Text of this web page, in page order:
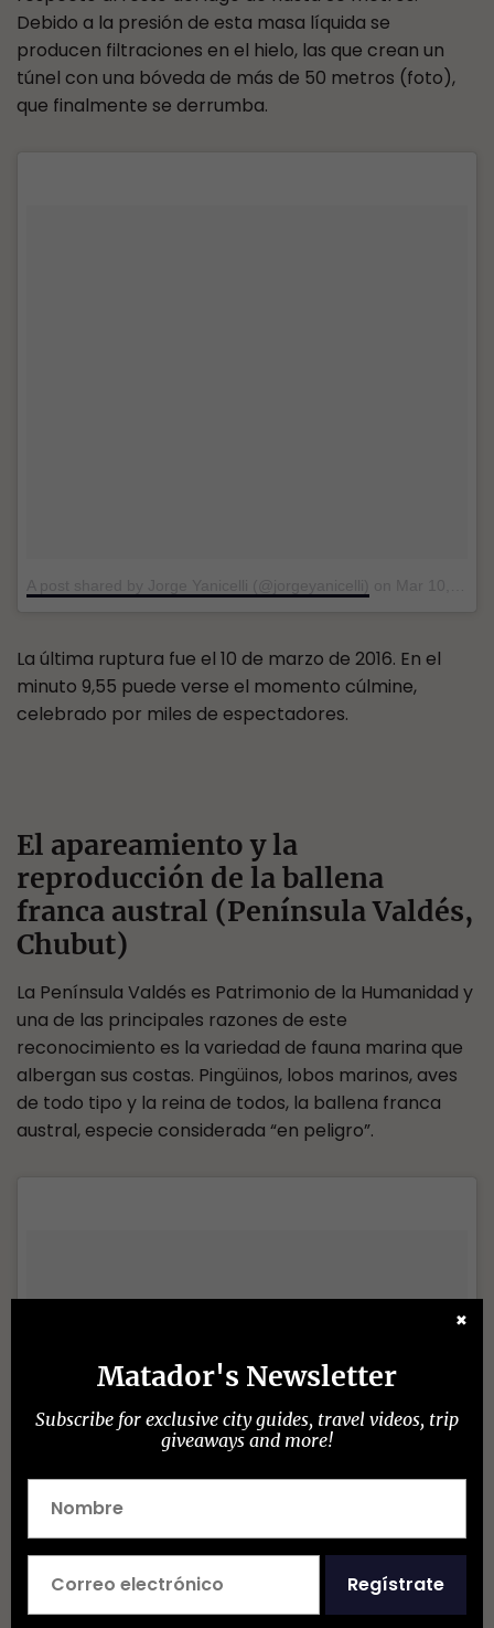
Debido a la presión de esta masa líquida se
producen filtraciones en el hielo, las que crean un
túnel con una bóveda de más de 50 metros (foto),
que finalmente se derrumba.
La última ruptura fue el 10 de marzo de 2016. En el
minuto 9,55 puede verse el momento cúlmine,
celebrado por miles de espectadores.
El apareamiento y la
reproducción de la ballena
franca austral (Península Valdés,
Chubut)
La Península Valdés es Patrimonio de la Humanidad y
una de las principales razones de este
reconocimiento es la variedad de fauna marina que
albergan sus costas. Pingüinos, lobos marinos, aves
de todo tipo y la reina de todos, la ballena franca
austral, especie considerada “en peligro”.
✖
Matador's Newsletter
Subscribe for exclusive city guides, travel videos, trip
giveaways and more!
Regístrate